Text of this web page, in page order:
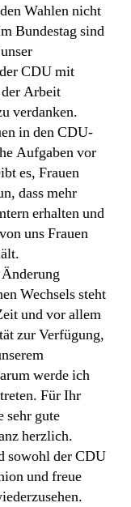
Wahlen nicht
Bundestag sind
CDU mit
der Arbeit
verdanken.
in den CDU-
Aufgaben vor
es, Frauen
dass mehr
erhalten und
uns Frauen
Wechsels steht
und vor allem
zur Verfügung,
werde ich
Für Ihr
sehr gute
herzlich.
sowohl der CDU
und freue